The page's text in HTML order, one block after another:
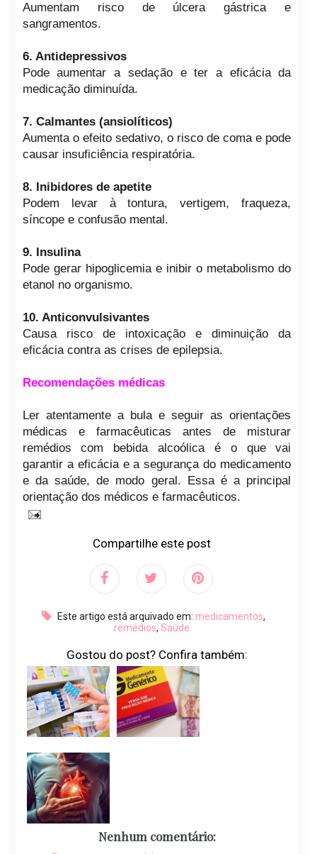
Aumentam risco de úlcera gástrica e
sangramentos.
6. Antidepressivos
Pode aumentar a sedação e ter a eficácia da
medicação diminuída.
7. Calmantes (ansiolíticos)
Aumenta o efeito sedativo, o risco de coma e pode
causar insuficiência respiratória.
8. Inibidores de apetite
Podem levar à tontura, vertigem, fraqueza,
síncope e confusão mental.
9. Insulina
Pode gerar hipoglicemia e inibir o metabolismo do
etanol no organismo.
10. Anticonvulsivantes
Causa risco de intoxicação e diminuição da
eficácia contra as crises de epilepsia.
Recomendações médicas
Ler atentamente a bula e seguir as orientações
médicas e farmacêuticas antes de misturar
remédios com bebida alcoólica é o que vai
garantir a eficácia e a segurança do medicamento
e da saúde, de modo geral. Essa é a principal
orientação dos médicos e farmacêuticos.
Compartilhe este post
Este artigo está arquivado em: medicamentos,
remédios, Saúde
Gostou do post? Confira também:
Nenhum comentário: